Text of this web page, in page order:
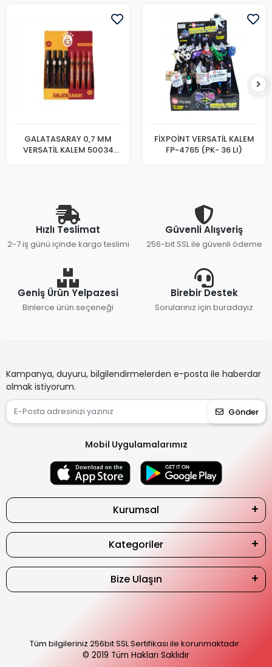
GALATASARAY 0,7 MM
VERSATİL KALEM 50034
FİXPOİNT VERSATİL KALEM
FP-4765 (PK- 36 LI)
Hızlı Teslimat
2-7 iş günü içinde kargo teslimi
Güvenli Alışveriş
256-bit SSL ile güvenli ödeme
Geniş Ürün Yelpazesi
Binlerce ürün seçeneği
Birebir Destek
Sorularınız için buradayız
Kampanya, duyuru, bilgilendirmelerden e-posta ile haberdar
olmak istiyorum.
Gönder
Mobil Uygulamalarımız
Kurumsal
Kategoriler
Bize Ulaşın
Tüm bilgileriniz 256bit SSL Sertifikası ile korunmaktadır.
© 2019 Tüm Hakları Saklıdır